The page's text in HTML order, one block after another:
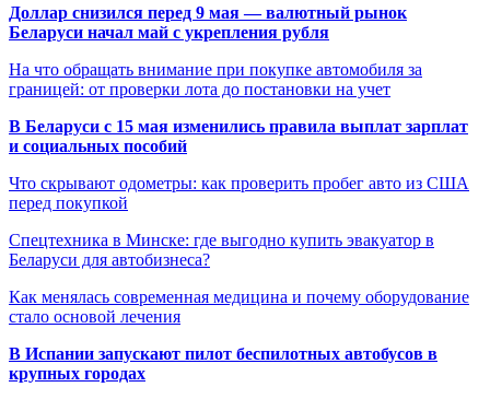
Доллар снизился перед 9 мая — валютный рынок
Беларуси начал май с укрепления рубля
На что обращать внимание при покупке автомобиля за
границей: от проверки лота до постановки на учет
В Беларуси с 15 мая изменились правила выплат зарплат
и социальных пособий
Что скрывают одометры: как проверить пробег авто из США
перед покупкой
Спецтехника в Минске: где выгодно купить эвакуатор в
Беларуси для автобизнеса?
Как менялась современная медицина и почему оборудование
стало основой лечения
В Испании запускают пилот беспилотных автобусов в
крупных городах